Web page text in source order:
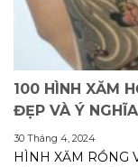
100 HÌNH XĂM
ĐẸP VÀ Ý NGHĨA
30 Tháng 4, 2024
HÌNH XĂM RỒNG